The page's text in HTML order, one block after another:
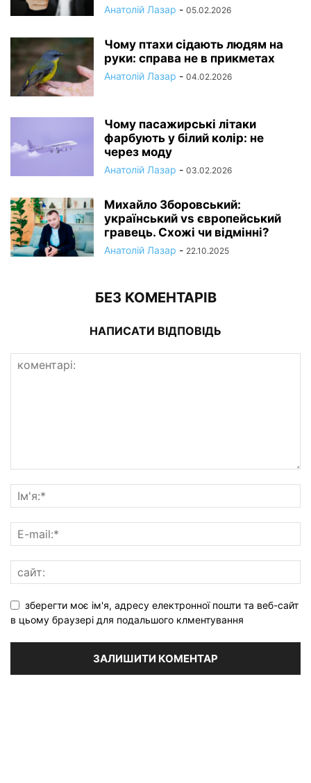
Анатолій Лазар - 05.02.2026
Чому птахи сідають людям на
руки: справа не в прикметах
Анатолій Лазар - 04.02.2026
Чому пасажирські літаки
фарбують у білий колір: не
через моду
Анатолій Лазар - 03.02.2026
Михайло Зборовський:
український vs європейський
гравець. Схожі чи відмінні?
Анатолій Лазар - 22.10.2025
БЕЗ КОМЕНТАРІВ
НАПИСАТИ ВІДПОВІДЬ
зберегти моє ім'я, адресу електронної пошти та веб-сайт
в цьому браузері для подальшого клментування